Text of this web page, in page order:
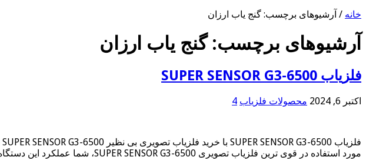
خانه / آرشیوهای برچسب: گنج یاب ارزان
آرشیوهای برچسب:گنج یاب ارزان
فلزیاب SUPER SENSOR G3-6500
اکتبر 6, 2024 محصولات فلزیاب 4
مورد استفاده در قوی ترین فلزیاب تصویری SUPER SENSOR G3-6500، شما عملکرد این دستگاه را در هیچ کجای دنیا و در …